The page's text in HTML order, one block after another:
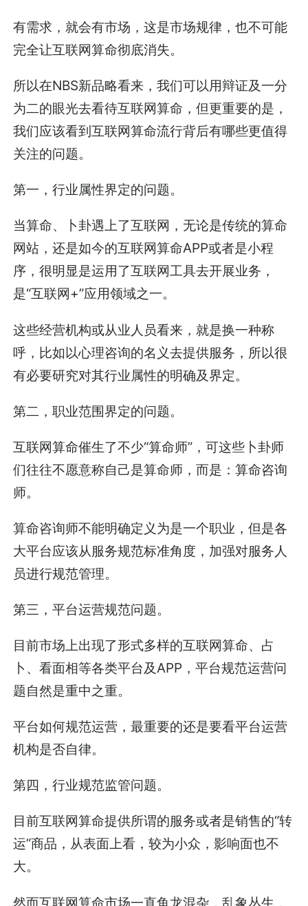
有需求，就会有市场，这是市场规律，也不可能
完全让互联网算命彻底消失。
所以在NBS新品略看来，我们可以用辩证及一分
为二的眼光去看待互联网算命，但更重要的是，
我们应该看到互联网算命流行背后有哪些更值得
关注的问题。
第一，行业属性界定的问题。
当算命、卜卦遇上了互联网，无论是传统的算命
网站，还是如今的互联网算命APP或者是小程
序，很明显是运用了互联网工具去开展业务，
是“互联网+”应用领域之一。
这些经营机构或从业人员看来，就是换一种称
呼，比如以心理咨询的名义去提供服务，所以很
有必要研究对其行业属性的明确及界定。
第二，职业范围界定的问题。
互联网算命催生了不少“算命师”，可这些卜卦师
们往往不愿意称自己是算命师，而是：算命咨询
师。
算命咨询师不能明确定义为是一个职业，但是各
大平台应该从服务规范标准角度，加强对服务人
员进行规范管理。
第三，平台运营规范问题。
目前市场上出现了形式多样的互联网算命、占
卜、看面相等各类平台及APP，平台规范运营问
题自然是重中之重。
平台如何规范运营，最重要的还是要看平台运营
机构是否自律。
第四，行业规范监管问题。
目前互联网算命提供所谓的服务或者是销售的“转
运”商品，从表面上看，较为小众，影响面也不
大。
然而互联网算命市场一直鱼龙混杂，乱象丛生，